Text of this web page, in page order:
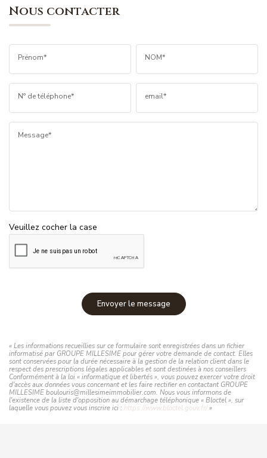
Nous contacter
Prénom* NOM*
N° de téléphone* email*
Message*
Veuillez cocher la case
Envoyer le message
« Les informations recueillies sur ce formulaire sont enregistrées dans un fichier
informatisé par GROUPE MILLESIME pour gérer votre demande de contact. Elles
sont conservées pour la durée nécessaire à la gestion de la relation client dans le
respect des prescriptions légales applicables et sont destinées à nos conseillers
Conformément à la loi « informatique et libertés », vous pouvez exercer votre droit
d'accès aux données vous concernant et les faire rectifier en contactant GROUPE
MILLESIME boulouris@millesimeimmobilier.com. Nous vous informons de
l'existence de la liste d'opposition au démarchage téléphonique « Bloctel », sur
laquelle vous pouvez vous inscrire ici : https://www.bloctel.gouv.fr/»